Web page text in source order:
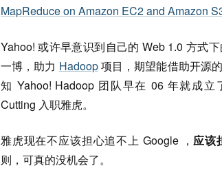
MapReduce on Amazon EC2 and Amazon
Yahoo! 或许早意识到自己的 Web 1.0 方式
一博，助力 Hadoop项目，期望能借助开源
知 Yahoo! Hadoop 团队早在 06 年就成
Cutting 入职雅虎。
雅虎现在不应该担心追不上 Google ，应该
则，可真的没机会了。